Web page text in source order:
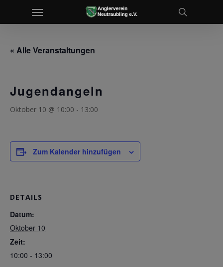
search
Menu
« Alle Veranstaltungen
Jugendangeln
Oktober 10 @ 10:00 - 13:00
Zum Kalender hinzufügen
DETAILS
Datum:
Oktober 10
Zeit:
10:00 - 13:00